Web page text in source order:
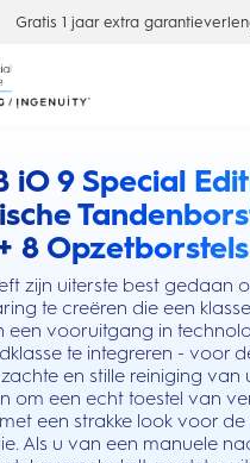
Gratis 1 jaar extra
iO 9 Special
8 Opzetborstels
zijn uiterste best gedaan
te creëren die een
een vooruitgang in
te integreren - voor
en stille reiniging van
om een echt toestel van
een strakke look voor
Als u van een manuele
you to the reviews section